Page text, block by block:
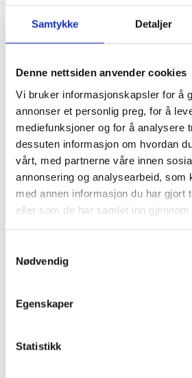
Samtykke Detaljer
Denne nettsiden anvender cookies
Vi bruker informasjonskapsler for å
annonser et personlig preg, for å
mediefunksjoner og for å analysere
dessuten informasjon om hvordan
vårt, med partnerne våre innen
annonsering og analysearbeid, som
med annen informasjon du har gjort
eller som de har samlet inn
Nødvendig
Egenskaper
Statistikk
Kjøp & Hent i ditt
LES MER
Relaterte
349,-